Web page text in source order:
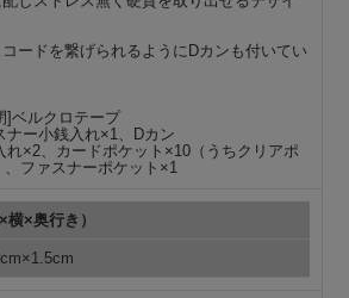
ードを繋げられるようにDカンも付いてい
]ベルクロテープ
ナー小銭入れ×1、Dカン
れ×2、カードポケット×10（うちクリアポ
ファスナーポケット×1
横×奥行き）